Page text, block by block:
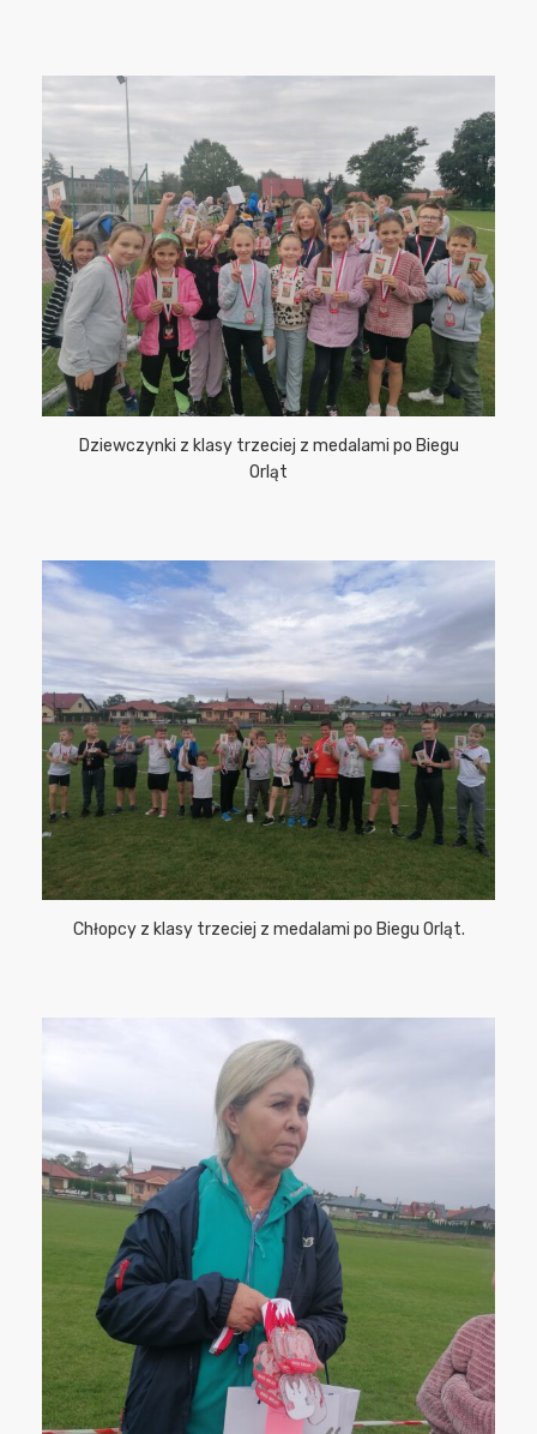
Dziewczynki z klasy trzeciej z medalami po Biegu
Orląt
Chłopcy z klasy trzeciej z medalami po Biegu Orląt.